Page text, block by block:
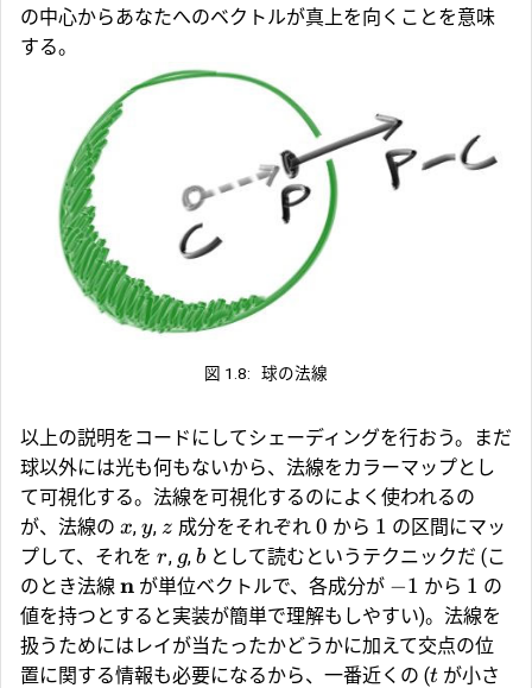
の中心からあなたへのベクトルが真上を向くことを意味
する。
図 1.8: 球の法線
以上の説明をコードにしてシェーディングを行おう。まだ
球以外には光も何もないから、法線をカラーマップとし
て可視化する。法線を可視化するのによく使われるの
が、法線の x, y, z 成分をそれぞれ 0 から 1 の区間にマッ
プして、それを r, g,b として読むというテクニックだ (こ
のとき法線 n が単位ベクトルで、各成分が −1 から 1 の
値を持つとすると実装が簡単で理解もしやすい)。法線を
扱うためにはレイが当たったかどうかに加えて交点の位
置に関する情報も必要になるから、一番近くの (t が小さ